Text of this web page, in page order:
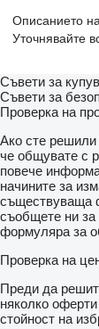
Описанието
Уточнявайте
Съвети за
Съвети за
Проверка на
Ако сте решили
че общувате с
повече
начините за
съществуваща
съобщете ни за
формуляра за
Проверка на
Преди да
няколко
стойност на